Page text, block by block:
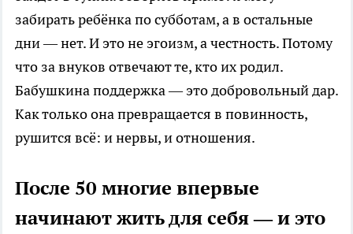
забирать ребёнка по субботам, а в остальные
дни — нет. И это не эгоизм, а честность. Потому
что за внуков отвечают те, кто их родил.
Бабушкина поддержка — это добровольный дар.
Как только она превращается в повинность,
рушится всё: и нервы, и отношения.
После 50 многие впервые
начинают жить для себя — и это